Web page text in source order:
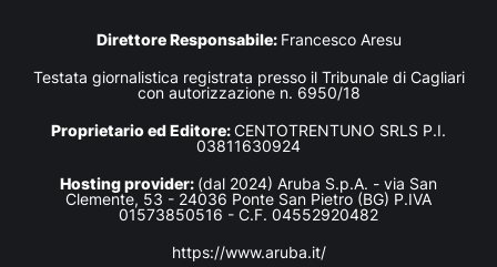
Direttore Responsabile: Francesco Aresu
Testata giornalistica registrata presso il Tribunale di Cagliari
con autorizzazione n. 6950/18
Proprietario ed Editore:CENTOTRENTUNO SRLS P.I.
03811630924
Hosting provider: (dal 2024) Aruba S.p.A. - via San
Clemente, 53 - 24036 Ponte San Pietro (BG) P.IVA
01573850516 - C.F. 04552920482
https://www.aruba.it/